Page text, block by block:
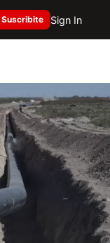
Suscribite Sign In